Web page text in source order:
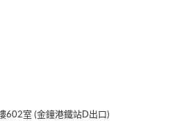
602室 (金鐘港鐵站D出口)